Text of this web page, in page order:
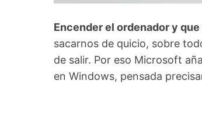
Encender el ordenador y
sacarnos de quicio, sobre
de salir. Por eso Microsoft
en Windows, pensada